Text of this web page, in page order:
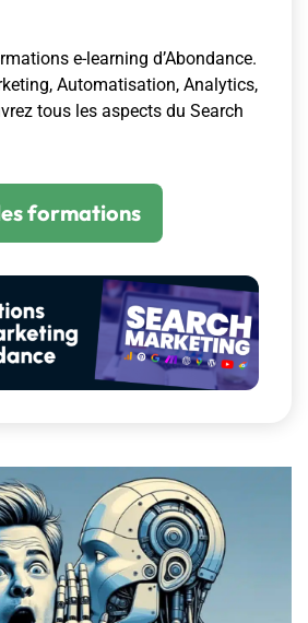
e-learning d’Abondance.
Automatisation, Analytics,
tous les aspects du Search
formations